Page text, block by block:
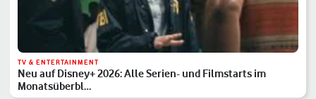
TV & ENTERTAINMENT
Neu auf Disney+ 2026: Alle Serien- und Filmstarts im
Monatsüberbl…